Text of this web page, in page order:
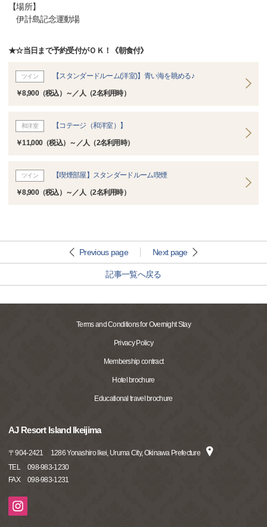
【場所】
伊計島記念運動場
★☆当日まで予約受付がＯＫ！《朝食付》
ツイン 【スタンダードルーム(洋室)】青い海を眺める♪
￥8,900（税込）～／人（2名利用時）
和洋室 【コテージ（和洋室）】
￥11,000（税込）～／人（2名利用時）
ツイン 【喫煙部屋】スタンダードルーム喫煙
￥8,900（税込）～／人（2名利用時）
Previous page Next page
記事一覧へ戻る
Terms and Conditions for Overnight Stay
Privacy Policy
Membership contract
Hotel brochure
Educational travel brochure
AJ Resort Island Ikeijima
〒904-2421
1286 Yonashiro Ikei, Uruma City, Okinawa Prefecture
TEL
098-983-1230
FAX
098-983-1231